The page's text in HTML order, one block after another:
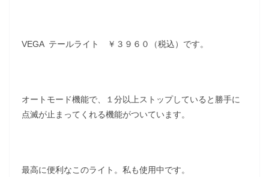
VEGA テールライト ￥３９６０（税込）です。
オートモード機能で、１分以上ストップしていると勝手に
点滅が止まってくれる機能がついています。
最高に便利なこのライト。私も使用中です。